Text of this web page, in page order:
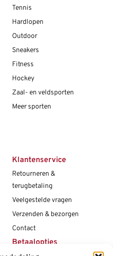
Tennis
Hardlopen
Outdoor
Sneakers
Fitness
Hockey
Zaal- en veldsporten
Meer sporten
Klantenservice
Retourneren &
terugbetaling
Veelgestelde vragen
Verzenden & bezorgen
Contact
Betaalopties